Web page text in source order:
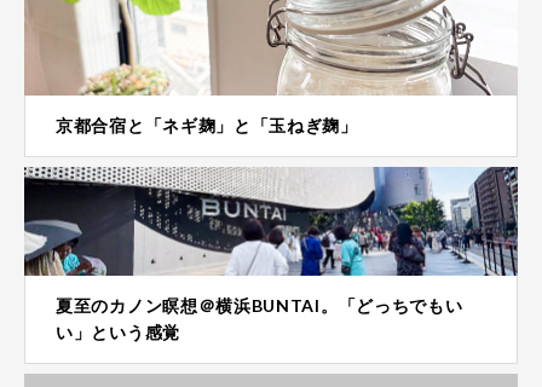
京都合宿と「ネギ麹」と「玉ねぎ麹」
夏至のカノン瞑想＠横浜BUNTAI。「どっちでもい
い」という感覚